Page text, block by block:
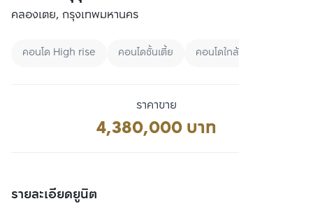
คลองเตย, กรุงเทพมหานคร
คอนโด High rise คอนโดชั้นเตี้ย คอนโดใกล้ BTS
ราคาขาย
4,380,000 บาท
รายละเอียดยูนิต